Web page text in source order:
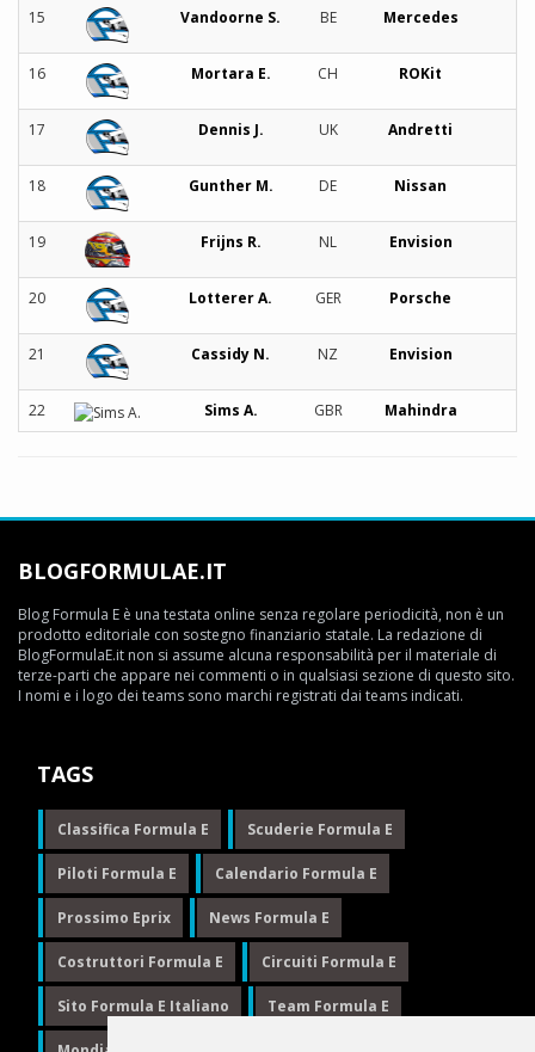
15 Vandoorne S. BE Mercedes
16 Mortara E. CH ROKit
17 Dennis J. UK Andretti
18 Gunther M. DE Nissan
19 Frijns R. NL Envision
20 Lotterer A. GER Porsche
21 Cassidy N. NZ Envision
22 Sims A. GBR Mahindra
BLOGFORMULAE.IT
Blog Formula E è una testata online senza regolare periodicità, non è un
prodotto editoriale con sostegno finanziario statale. La redazione di
BlogFormulaE.it non si assume alcuna responsabilità per il materiale di
terze-parti che appare nei commenti o in qualsiasi sezione di questo sito.
I nomi e i logo dei teams sono marchi registrati dai teams indicati.
TAGS
Classifica Formula E Scuderie Formula E
Piloti Formula E Calendario Formula E
Prossimo Eprix News Formula E
Costruttori Formula E Circuiti Formula E
Sito Formula E Italiano Team Formula E